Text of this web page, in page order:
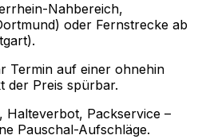
Nahbereich,
oder Fernstrecke ab
Termin auf einer ohnehin
der Preis spürbar.
Halteverbot, Packservice –
Pauschal-Aufschläge.